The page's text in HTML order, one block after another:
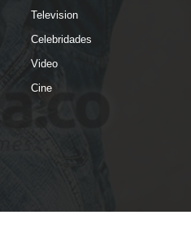
Television
Celebridades
Video
Cine